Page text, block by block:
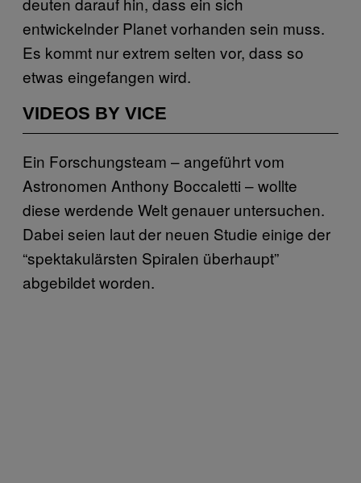
entwickelnder Planet vorhanden sein muss.
Es kommt nur extrem selten vor, dass so
etwas eingefangen wird.
VIDEOS BY VICE
Ein Forschungsteam – angeführt vom
Astronomen Anthony Boccaletti – wollte
diese werdende Welt genauer untersuchen.
Dabei seien laut der neuen Studie einige der
“spektakulärsten Spiralen überhaupt”
abgebildet worden.